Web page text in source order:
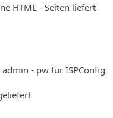
HTML - Seiten liefert
- pw für ISPConfig